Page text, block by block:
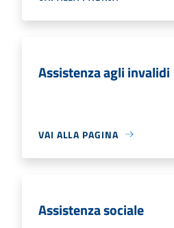
Assistenza agli invalidi
VAI ALLA PAGINA
Assistenza sociale